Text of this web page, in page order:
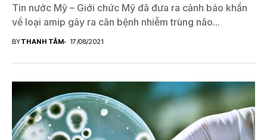
Tin nước Mỹ – Giới chức Mỹ đã đưa ra cảnh báo khẩn
về loại amip gây ra căn bệnh nhiễm trùng não...
BYTHANH TÂM 17/08/2021